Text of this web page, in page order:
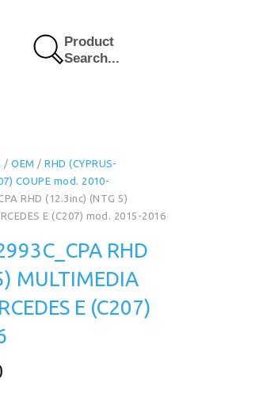
Product
Search...
/OEM /RHD (CYPRUS-
COUPE mod. 2010-
RHD (12.3inc) (NTG 5)
E (C207) mod. 2015-2016
RHD
MULTIMEDIA
E (C207)